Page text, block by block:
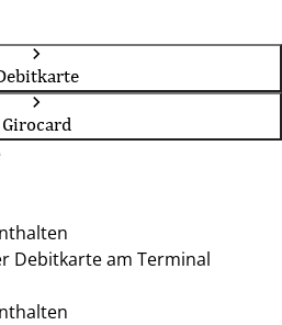
Girocard
Debitkarte am Terminal